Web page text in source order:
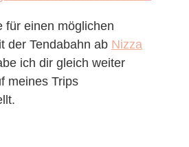
für einen möglichen
der Tendabahn ab Nizza
ich dir gleich weiter
meines Trips